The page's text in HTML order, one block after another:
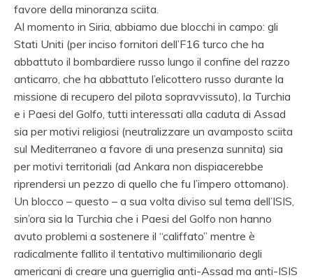
favore della minoranza sciita.
Al momento in Siria, abbiamo due blocchi in campo: gli
Stati Uniti (per inciso fornitori dell’F16 turco che ha
abbattuto il bombardiere russo lungo il confine del razzo
anticarro, che ha abbattuto l’elicottero russo durante la
missione di recupero del pilota sopravvissuto), la Turchia
e i Paesi del Golfo, tutti interessati alla caduta di Assad
sia per motivi religiosi (neutralizzare un avamposto sciita
sul Mediterraneo a favore di una presenza sunnita) sia
per motivi territoriali (ad Ankara non dispiacerebbe
riprendersi un pezzo di quello che fu l’impero ottomano).
Un blocco – questo – a sua volta diviso sul tema dell’ISIS,
sin’ora sia la Turchia che i Paesi del Golfo non hanno
avuto problemi a sostenere il “califfato” mentre è
radicalmente fallito il tentativo multimilionario degli
americani di creare una guerriglia anti-Assad ma anti-ISIS